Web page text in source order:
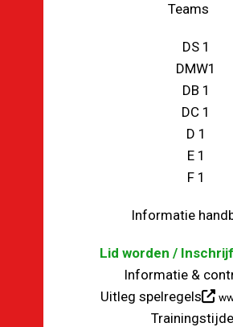
Teams
DS 1
DMW1
DB 1
DC 1
D 1
E 1
F 1
Informatie
Lid worden /
Informatie &
Uitleg spelregels